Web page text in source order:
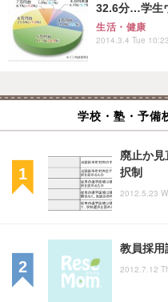
32.6分…学生
生活・健康
2014.3.4 Tue 10:23
学校・塾・予備
廃止か
択制
2012.5.23
教員採
2012.7.12